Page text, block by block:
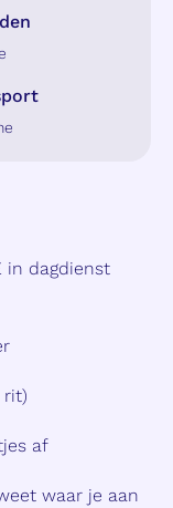
in dagdienst
rit)
af
waar je aan